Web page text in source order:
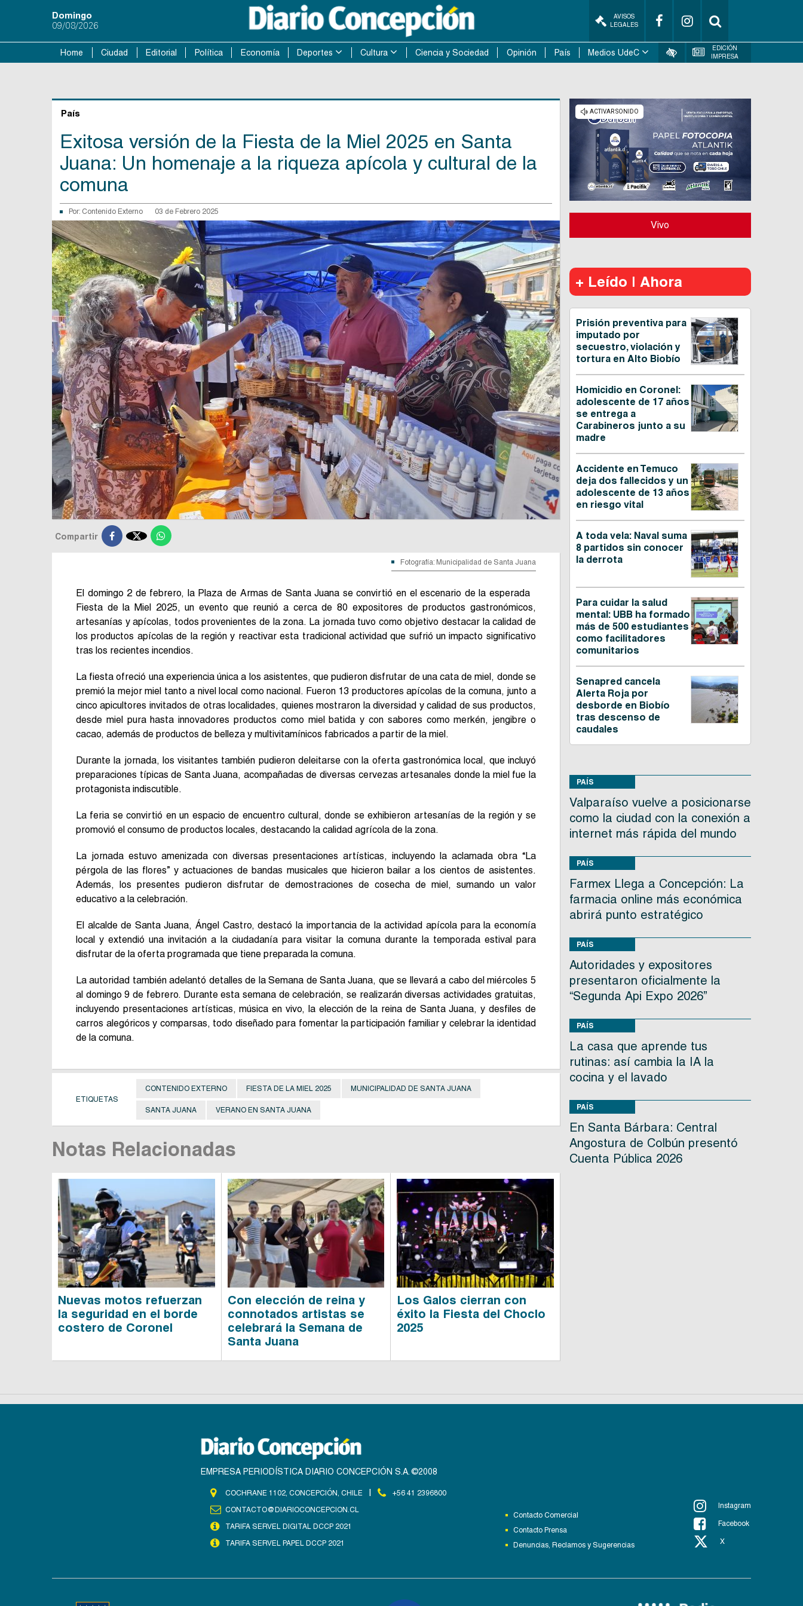
Domingo
09/08/2026
AVISOS
LEGALES
Home Ciudad Editorial Política Economía Deportes Cultura Ciencia y Sociedad Opinión País Medios UdeC
EDICIÓN
IMPRESA
País
Exitosa versión de la Fiesta de la Miel 2025 en Santa
Juana: Un homenaje a la riqueza apícola y cultural de la
comuna
Por: Contenido Externo 03 de Febrero 2025
Compartir 
Fotografía: Municipalidad de Santa Juana
El domingo 2 de febrero, la Plaza de Armas de Santa Juana se convirtió en el escenario de la esperada
Fiesta de la Miel 2025, un evento que reunió a cerca de 80 expositores de productos gastronómicos,
artesanías y apícolas, todos provenientes de la zona. La jornada tuvo como objetivo destacar la calidad de
los productos apícolas de la región y reactivar esta tradicional actividad que sufrió un impacto significativo
tras los recientes incendios.
La fiesta ofreció una experiencia única a los asistentes, que pudieron disfrutar de una cata de miel, donde se
premió la mejor miel tanto a nivel local como nacional. Fueron 13 productores apícolas de la comuna, junto a
cinco apicultores invitados de otras localidades, quienes mostraron la diversidad y calidad de sus productos,
desde miel pura hasta innovadores productos como miel batida y con sabores como merkén, jengibre o
cacao, además de productos de belleza y multivitamínicos fabricados a partir de la miel.
Durante la jornada, los visitantes también pudieron deleitarse con la oferta gastronómica local, que incluyó
preparaciones típicas de Santa Juana, acompañadas de diversas cervezas artesanales donde la miel fue la
protagonista indiscutible.
La feria se convirtió en un espacio de encuentro cultural, donde se exhibieron artesanías de la región y se
promovió el consumo de productos locales, destacando la calidad agrícola de la zona.
La jornada estuvo amenizada con diversas presentaciones artísticas, incluyendo la aclamada obra “La
pérgola de las flores” y actuaciones de bandas musicales que hicieron bailar a los cientos de asistentes.
Además, los presentes pudieron disfrutar de demostraciones de cosecha de miel, sumando un valor
educativo a la celebración.
El alcalde de Santa Juana, Ángel Castro, destacó la importancia de la actividad apícola para la economía
local y extendió una invitación a la ciudadanía para visitar la comuna durante la temporada estival para
disfrutar de la oferta programada que tiene preparada la comuna.
La autoridad también adelantó detalles de la Semana de Santa Juana, que se llevará a cabo del miércoles 5
al domingo 9 de febrero. Durante esta semana de celebración, se realizarán diversas actividades gratuitas,
incluyendo presentaciones artísticas, música en vivo, la elección de la reina de Santa Juana, y desfiles de
carros alegóricos y comparsas, todo diseñado para fomentar la participación familiar y celebrar la identidad
de la comuna.
ETIQUETAS
CONTENIDO EXTERNO FIESTA DE LA MIEL 2025 MUNICIPALIDAD DE SANTA JUANA
SANTA JUANA VERANO EN SANTA JUANA
Notas Relacionadas
Nuevas motos refuerzan
la seguridad en el borde
costero de Coronel
Con elección de reina y
connotados artistas se
celebrará la Semana de
Santa Juana
Los Galos cierran con
éxito la Fiesta del Choclo
2025
Vivo
+ Leído | Ahora
Prisión preventiva para
imputado por
secuestro, violación y
tortura en Alto Biobío
Homicidio en Coronel:
adolescente de 17 años
se entrega a
Carabineros junto a su
madre
Accidente en Temuco
deja dos fallecidos y un
adolescente de 13 años
en riesgo vital
A toda vela: Naval suma
8 partidos sin conocer
la derrota
Para cuidar la salud
mental: UBB ha formado
más de 500 estudiantes
como facilitadores
comunitarios
Senapred cancela
Alerta Roja por
desborde en Biobío
tras descenso de
caudales
PAÍS
Valparaíso vuelve a posicionarse
como la ciudad con la conexión a
internet más rápida del mundo
PAÍS
Farmex Llega a Concepción: La
farmacia online más económica
abrirá punto estratégico
PAÍS
Autoridades y expositores
presentaron oficialmente la
“Segunda Api Expo 2026”
PAÍS
La casa que aprende tus
rutinas: así cambia la IA la
cocina y el lavado
PAÍS
En Santa Bárbara: Central
Angostura de Colbún presentó
Cuenta Pública 2026
EMPRESA PERIODÍSTICA DIARIO CONCEPCIÓN S.A. ©2008
COCHRANE 1102, CONCEPCIÓN, CHILE
+56 41 2396800
CONTACTO@DIARIOCONCEPCION.CL
TARIFA SERVEL DIGITAL DCCP 2021
TARIFA SERVEL PAPEL DCCP 2021
Contacto Comercial
Contacto Prensa
Denuncias, Reclamos y Sugerencias
Instagram
Facebook
X